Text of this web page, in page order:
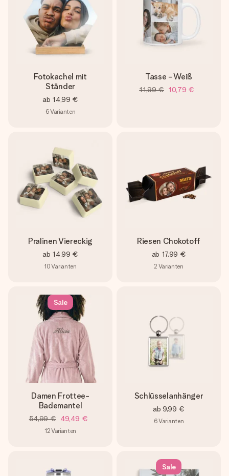
Fotokachel mit
Ständer
ab 14,99 €
6Varianten
Tasse - Weiß
11,99 € 10,79 €
Pralinen Viereckig
ab 14,99 €
10Varianten
Riesen Chokotoff
ab 17,99 €
2 Varianten
Sale
Damen Frottee-
Bademantel
54,99 € 49,49 €
12Varianten
Schlüsselanhänger
ab 9,99 €
6Varianten
Sale